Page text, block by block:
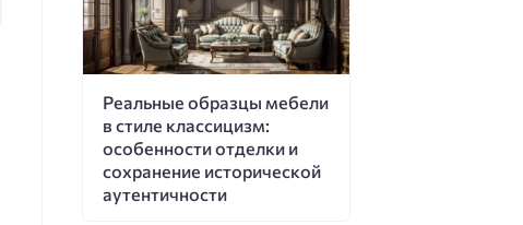
Реальные образцы мебели
в стиле классицизм:
особенности отделки и
сохранение исторической
аутентичности